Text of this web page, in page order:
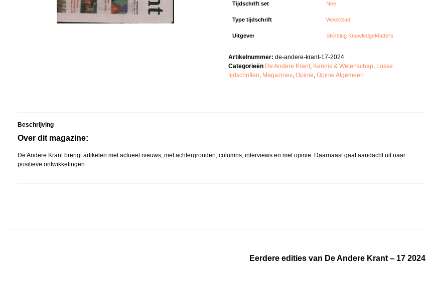
Tijdschrift set Nee
Type tijdschrift Weekblad
Uitgever Stichting KnowledgeMatters
Artikelnummer:de-andere-krant-17-2024
Categorieën De Andere Krant, Kennis & Wetenschap, Losse
tijdschriften, Magazines,Opinie,Opinie Algemeen
Beschrijving
Over dit magazine:
De Andere Krant brengt artikelen met actueel nieuws, met achtergronden, columns, interviews en met opinie. Daarnaast gaat aandacht uit naar
positieve ontwikkelingen.
Eerdere edities van De Andere Krant – 17 2024